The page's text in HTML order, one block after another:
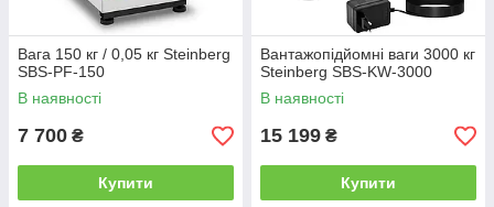
Вага 150 кг / 0,05 кг Steinberg
SBS-PF-150
В наявності
7 700 ₴
Купити
Вантажопідйомні ваги 3000 кг
Steinberg SBS-KW-3000
В наявності
15 199 ₴
Купити